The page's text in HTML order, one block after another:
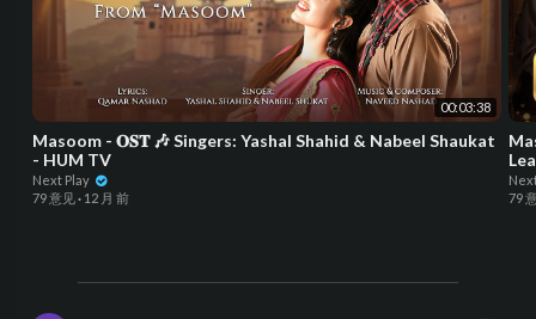
00:03:38
Masoom - 𝐎𝐒𝐓 🎶 Singers: Yashal Shahid & Nabeel Shaukat
- HUM TV
Next Play
79 意见· 12 月 前
79